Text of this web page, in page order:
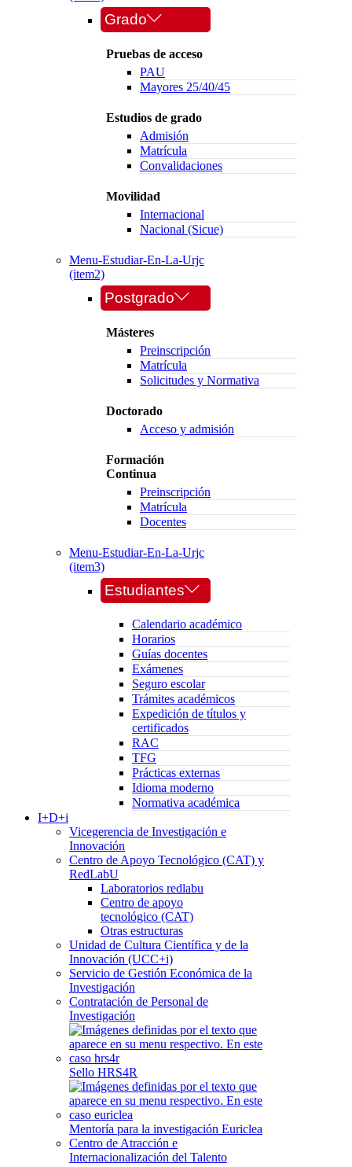
Grado
Pruebas de acceso
PAU
Mayores 25/40/45
Estudios de grado
Admisión
Matrícula
Convalidaciones
Movilidad
Internacional
Nacional (Sicue)
Menu-Estudiar-En-La-Urjc
(item2)
Postgrado
Másteres
Preinscripción
Matrícula
Solicitudes y Normativa
Doctorado
Acceso y admisión
Formación
Continua
Preinscripción
Matrícula
Docentes
Menu-Estudiar-En-La-Urjc
(item3)
Estudiantes
Calendario académico
Horarios
Guías docentes
Exámenes
Seguro escolar
Trámites académicos
Expedición de títulos y
certificados
RAC
TFG
Prácticas externas
Idioma moderno
Normativa académica
I+D+i
Vicegerencia de Investigación e
Innovación
Centro de Apoyo Tecnológico (CAT) y
RedLabU
Laboratorios redlabu
Centro de apoyo
tecnológico (CAT)
Otras estructuras
Unidad de Cultura Científica y de la
Innovación (UCC+i)
Servicio de Gestión Económica de la
Investigación
Contratación de Personal de
Investigación
Sello HRS4R
Mentoría para la investigación Euriclea
Centro de Atracción e
Internacionalización del Talento